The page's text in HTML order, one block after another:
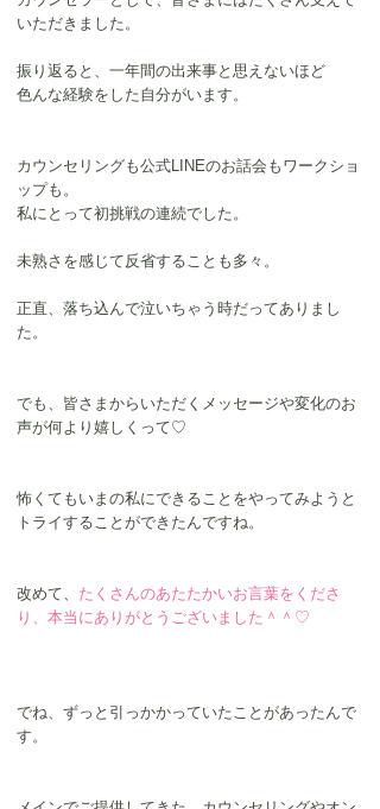
いただきました。
振り返ると、一年間の出来事と思えないほど
色んな経験をした自分がいます。
カウンセリングも公式LINEのお話会もワークショ
ップも。
私にとって初挑戦の連続でした。
未熟さを感じて反省することも多々。
正直、落ち込んで泣いちゃう時だってありまし
た。
でも、皆さまからいただくメッセージや変化のお
声が何より嬉しくって♡
怖くてもいまの私にできることをやってみようと
トライすることができたんですね。
改めて、 たくさんのあたたかいお言葉をくださ
り、本当にありがとうございました＾＾♡
でね、ずっと引っかかっていたことがあったんで
す。